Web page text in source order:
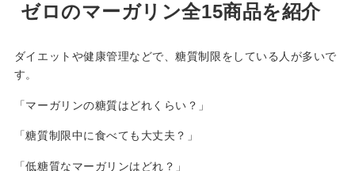
ゼロのマーガリン全15商品を紹介
ダイエットや健康管理などで、糖質制限をしている人が多いで
す。
「マーガリンの糖質はどれくらい？」
「糖質制限中に食べても大丈夫？」
「低糖質なマーガリンはどれ？」